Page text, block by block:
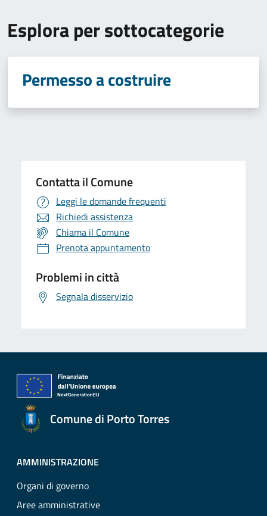
Esplora per sottocategorie
Permesso a costruire
Contatta il Comune
Leggi le domande frequenti
Richiedi assistenza
Chiama il Comune
Prenota appuntamento
Problemi in città
Segnala disservizio
Comune di Porto Torres
AMMINISTRAZIONE
Organi di governo
Aree amministrative